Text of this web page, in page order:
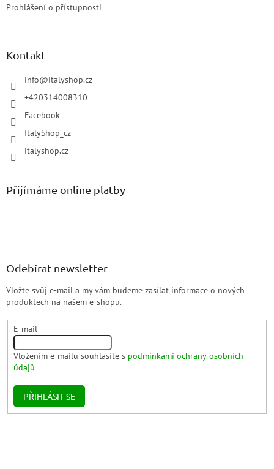
Prohlášení o přístupnosti
Kontakt
info@italyshop.cz
+420314008310
Facebook
ItalyShop_cz
italyshop.cz
Přijímáme online platby
Odebírat newsletter
Vložte svůj e-mail a my vám budeme zasílat informace o nových
produktech na našem e-shopu.
E-mail
Vložením e-mailu souhlasíte s podmínkami ochrany osobních
údajů
PŘIHLÁSIT SE